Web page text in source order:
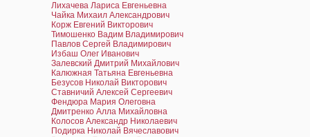
Лихачева Лариса Евгеньевна
Чайка Михаил Александрович
Корж Евгений Викторович
Тимошенко Вадим Владимирович
Павлов Сергей Владимирович
Избаш Олег Иванович
Залевский Дмитрий Михайлович
Калюжная Татьяна Евгеньевна
Безусов Николай Викторович
Ставничий Алексей Сергеевич
Фендюра Мария Олеговна
Дмитренко Алла Михайловна
Колосов Александр Николаевич
Подирка Николай Вячеславович